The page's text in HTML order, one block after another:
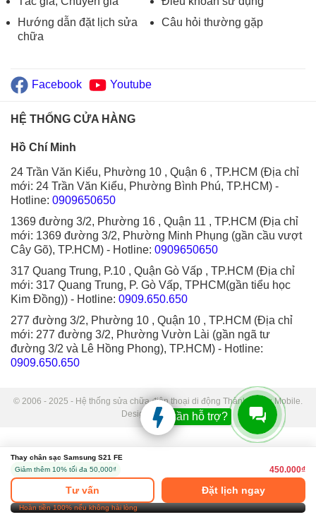
Hướng dẫn đặt lịch sửa
chữa
Câu hỏi thường gặp
Facebook Youtube
HỆ THỐNG CỬA HÀNG
Hồ Chí Minh
24 Trần Văn Kiểu, Phường 10 , Quận 6 , TP.HCM (Địa chỉ
mới: 24 Trần Văn Kiểu, Phường Bình Phú, TP.HCM) -
Hotline: 0909650650
1369 đường 3/2, Phường 16 , Quận 11 , TP.HCM (Địa chỉ
mới: 1369 đường 3/2, Phường Minh Phụng (gần cầu vượt
Cây Gõ), TP.HCM) - Hotline: 0909650650
317 Quang Trung, P.10 , Quận Gò Vấp , TP.HCM (Địa chỉ
mới: 317 Quang Trung, P. Gò Vấp, TPHCM(gần tiểu học
Kim Đồng)) - Hotline: 0909.650.650
277 đường 3/2, Phường 10 , Quận 10 , TP.HCM (Địa chỉ
mới: 277 đường 3/2, Phường Vườn Lài (gần ngã tư
đường 3/2 và Lê Hồng Phong), TP.HCM) - Hotline:
0909.650.650
© 2006 - 2025 - Hệ thống sửa chữa điện thoại di động Thành Trung Mobile.
Designed by Sudo.
Thay chân sạc Samsung S21 FE
Giảm thêm 10% tối đa 50,000₫
450.000₫
Tư vấn Đặt lịch ngay
Hoàn tiền 100% nếu không hài lòng
Bạn cần hỗ trợ?